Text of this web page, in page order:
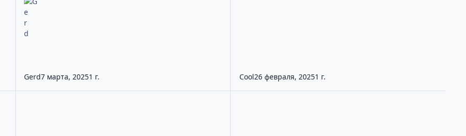
Gerd7 марта, 20251 г. Cool26 февраля, 20251 г.